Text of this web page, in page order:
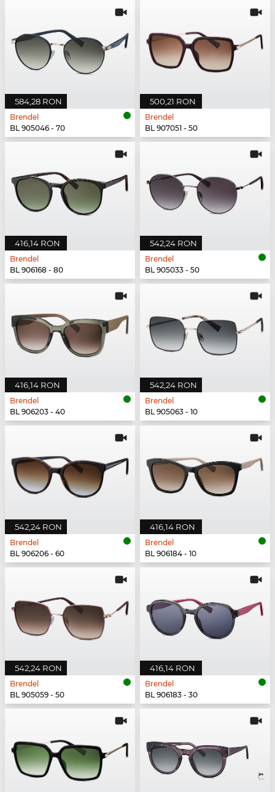
584,28 RON
Brendel
BL 905046 - 70
500,21 RON
Brendel
BL 907051 - 50
416,14 RON
Brendel
BL 906168 - 80
542,24 RON
Brendel
BL 905033 - 50
416,14 RON
Brendel
BL 906203 - 40
542,24 RON
Brendel
BL 905063 - 10
542,24 RON
Brendel
BL 906206 - 60
416,14 RON
Brendel
BL 906184 - 10
542,24 RON
Brendel
BL 905059 - 50
416,14 RON
Brendel
BL 906183 - 30